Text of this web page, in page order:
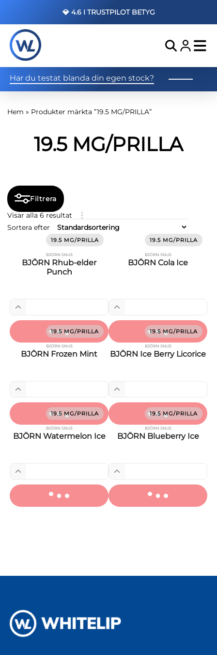
💎 4.6 I TRUSTPILOT BETYG
Har du testat blanda din egen stock?
Hem » Produkter märkta ”19.5 MG/PRILLA”
19.5 MG/PRILLA
Filtrera
Visar alla 6 resultat
Sortera efter
19.5 MG/PRILLA
BJÖRN SNUS
BJÖRN Rhub-elder
Punch
19.5 MG/PRILLA
BJÖRN SNUS
BJÖRN Cola Ice
19.5 MG/PRILLA
BJÖRN SNUS
BJÖRN Frozen Mint
19.5 MG/PRILLA
BJÖRN SNUS
BJÖRN Ice Berry Licorice
19.5 MG/PRILLA
BJÖRN SNUS
BJÖRN Watermelon Ice
19.5 MG/PRILLA
BJÖRN SNUS
BJÖRN Blueberry Ice